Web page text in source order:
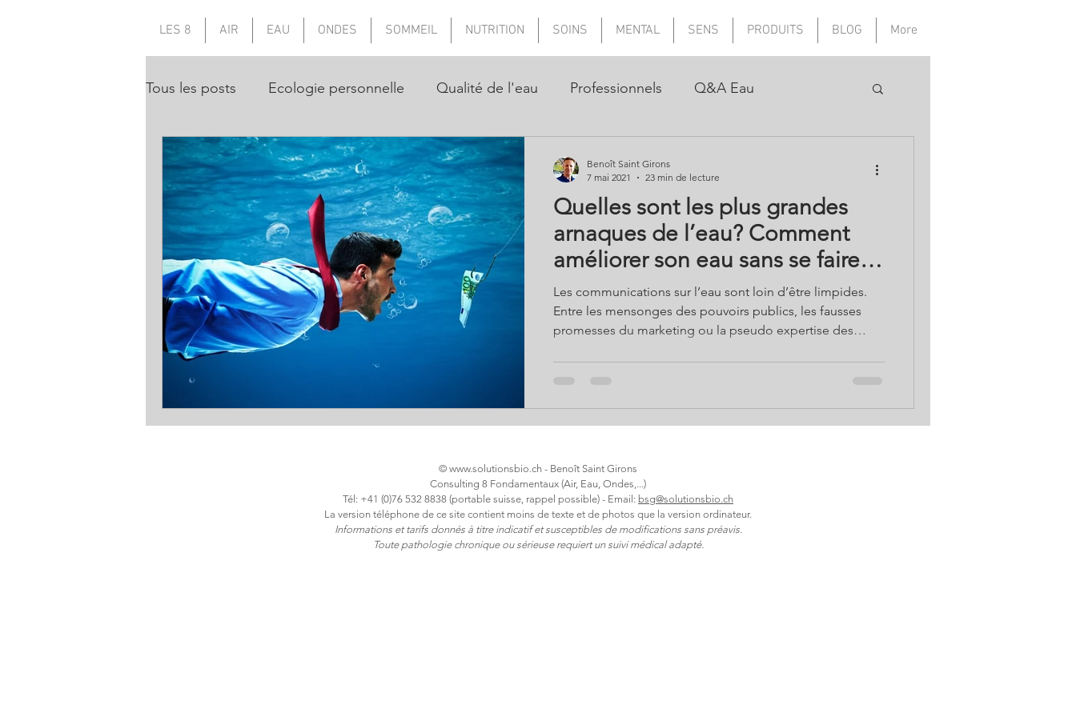
LES 8 AIR EAU ONDES SOMMEIL NUTRITION SOINS MENTAL SENS PRODUITS BLOG More
Tous les posts Ecologie personnelle Qualité de l'eau Professionnels Q&A Eau
Quelles sont les plus grandes
arnaques de l’eau? Comment
améliorer son eau sans se faire
avoir?
Les communications sur l’eau sont loin d’être limpides.
Entre les mensonges des pouvoirs publics, les fausses
promesses du marketing ou la pseudo expertise des
quelles sont les plus grandes arnaques et tromperies de
l’eau ? Solutions pour retrouver le plaisir de boire avec
Benoît Saint Girons
7 mai 2021
23 min de lecture
© www.solutionsbio.ch - Benoît Saint Girons
Consulting 8 Fondamentaux (Air, Eau, Ondes,...)
Tél: +41 (0)76 532 8838 (portable suisse, rappel possible) - Email: bsg@solutionsbio.ch
La version téléphone de ce site contient moins de texte et de photos que la version ordinateur.
​Informations et tarifs donnés à titre indicatif et susceptibles de modifications sans préavis.
Toute pathologie chronique ou sérieuse requiert un suivi médical adapté.